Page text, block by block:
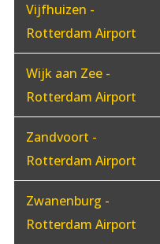
Vijfhuizen -
Rotterdam Airport
Wijk aan Zee -
Rotterdam Airport
Zandvoort -
Rotterdam Airport
Zwanenburg -
Rotterdam Airport